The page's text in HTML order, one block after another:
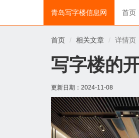
青岛写字楼信息网 首页
首页 相关文章 详情页
写字楼的
更新日期： 2024-11-08